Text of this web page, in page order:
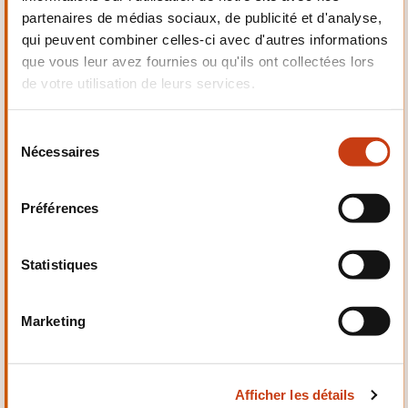
partenaires de médias sociaux, de publicité et d'analyse,
qui peuvent combiner celles-ci avec d'autres informations
que vous leur avez fournies ou qu'ils ont collectées lors
de votre utilisation de leurs services.
Nécessaires
Préférences
Statistiques
Marketing
Afficher les détails
Mécanique,
Electrotechnique,
Automatismes